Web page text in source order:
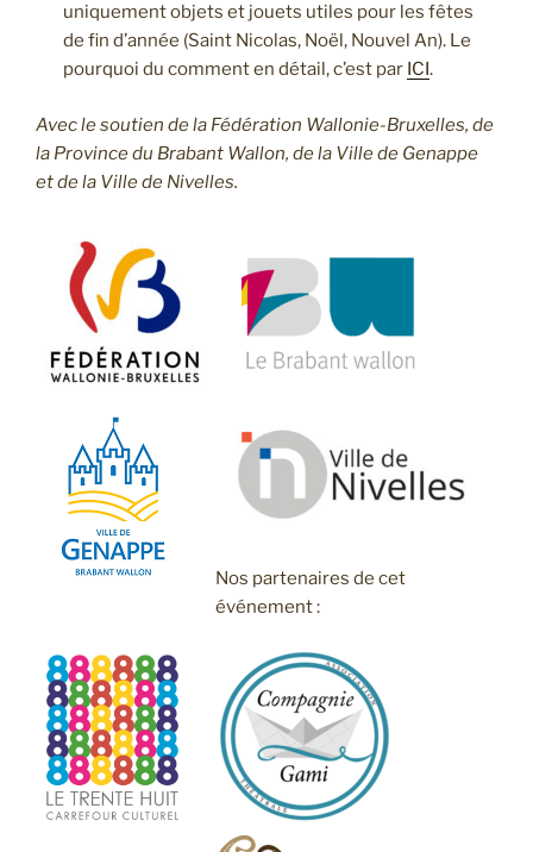
uniquement objets et jouets utiles pour les fêtes
de fin d’année (Saint Nicolas, Noël, Nouvel An). Le
pourquoi du comment en détail, c’est par ICI.
Avec le soutien de la Fédération Wallonie-Bruxelles, de
la Province du Brabant Wallon, de la Ville de Genappe
et de la Ville de Nivelles.
Nos partenaires de cet
événement :